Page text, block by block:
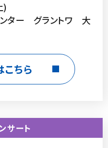
)
ンター グラントワ 大
こちら
サート